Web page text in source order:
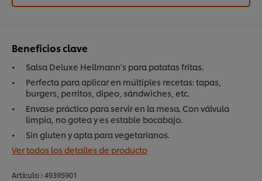
Beneficios clave
Salsa Deluxe Hellmann's para patatas fritas.
Perfecta para aplicar en múltiples recetas: tapas,
burgers, perritos, dipeo, sándwiches, etc.
Envase práctico para servir en la mesa. Con válvula
limpia, no gotea y es estable bocabajo.
Sin gluten y apta para vegetarianos.
Ver todos los detalles de producto
Artículo : 49395901